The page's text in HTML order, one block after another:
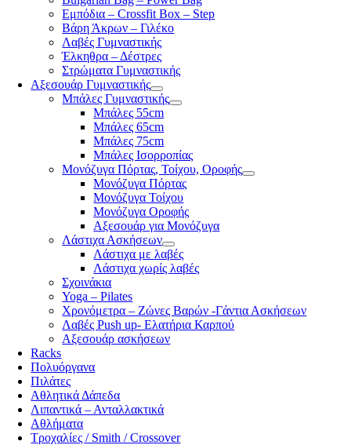
Εμπόδια – Crossfit Box – Step
Βάρη Άκρων – Γιλέκο
Λαβές Γυμναστικής
Έλκηθρα – Δέστρες
Στρώματα Γυμναστικής
Αξεσουάρ Γυμναστικής
Μπάλες Γυμναστικής
Μπάλες 55cm
Μπάλες 65cm
Μπάλες 75cm
Μπάλες Ισορροπίας
Μονόζυγα Πόρτας, Τοίχου, Οροφής
Μονόζυγα Πόρτας
Μονόζυγα Τοίχου
Μονόζυγα Οροφής
Αξεσουάρ για Μονόζυγα
Λάστιχα Ασκήσεων
Λάστιχα με λαβές
Λάστιχα χωρίς λαβές
Σχοινάκια
Yoga – Pilates
Χρονόμετρα – Ζώνες Βαρών -Γάντια Ασκήσεων
Λαβές Push up- Ελατήρια Καρπού
Αξεσουάρ ασκήσεων
Racks
Πολυόργανα
Πιλάτες
Αθλητικά Δάπεδα
Λιπαντικά – Ανταλλακτικά
Αθλήματα
Τροχαλίες / Smith / Crossover